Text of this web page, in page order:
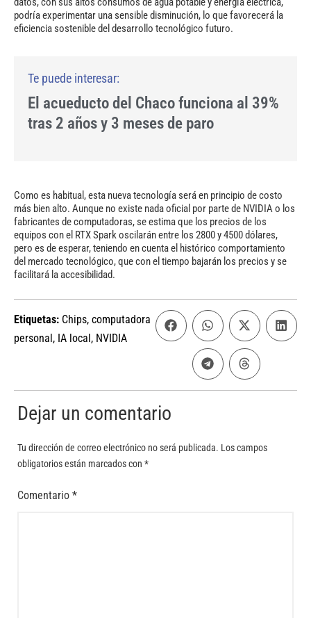
podría experimentar una sensible disminución, lo que favorecerá la
eficiencia sostenible del desarrollo tecnológico futuro.
El acueducto del Chaco funciona al 39%
tras 2 años y 3 meses de paro
Como es habitual, esta nueva tecnología será en principio de costo
más bien alto. Aunque no existe nada oficial por parte de NVIDIA o los
fabricantes de computadoras, se estima que los precios de los
equipos con el RTX Spark oscilarán entre los 2800 y 4500 dólares,
pero es de esperar, teniendo en cuenta el histórico comportamiento
del mercado tecnológico, que con el tiempo bajarán los precios y se
facilitará la accesibilidad.
Etiquetas: Chips, computadora
personal, IA local, NVIDIA
Dejar un comentario
Tu dirección de correo electrónico no será publicada. Los campos
obligatorios están marcados con *
Comentario *